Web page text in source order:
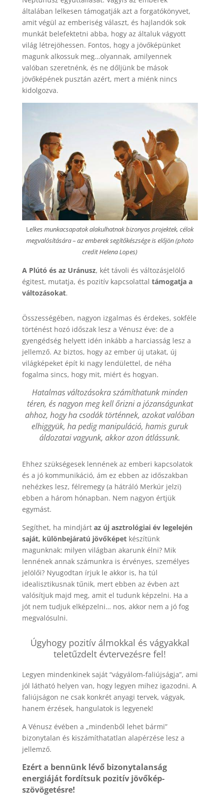
általában lelkesen támogatják azt a forgatókönyvet,
amit végül az emberiség választ, és hajlandók sok
munkát belefektetni abba, hogy az általuk vágyott
világ létrejöhessen. Fontos, hogy a jövőképünket
magunk alkossuk meg…olyannak, amilyennek
valóban szeretnénk, és ne dőljünk be mások
jövőképének pusztán azért, mert a miénk nincs
kidolgozva.
Lelkes munkacsapatok alakulhatnak bizonyos projektek, célok
megvalósítására – az emberek segítőkészsége is előjön (photo
credit Helena Lopes)
A Plútó és az Uránusz, két távoli és változásjelölő
égitest, mutatja, és pozitív kapcsolattal támogatja a
változásokat.
Összességében, nagyon izgalmas és érdekes, sokféle
történést hozó időszak lesz a Vénusz éve: de a
gyengédség helyett idén inkább a harciasság lesz a
jellemző. Az biztos, hogy az ember új utakat, új
világképeket épít ki nagy lendülettel, de néha
fogalma sincs, hogy mit, miért és hogyan.
Hatalmas változásokra számíthatunk minden
téren, és nagyon meg kell őrizni a józanságunkat
ahhoz, hogy ha csodák történnek, azokat valóban
elhiggyük, ha pedig manipuláció, hamis guruk
áldozatai vagyunk, akkor azon átlássunk.
Ehhez szükségesek lennének az emberi kapcsolatok
és a jó kommunikáció, ám ez ebben az időszakban
nehézkes lesz, félremegy (a hátráló Merkúr jelzi)
ebben a három hónapban. Nem nagyon értjük
egymást.
Segíthet, ha mindjárt az új asztrológiai év legelején
saját, különbejáratú jövőképetkészítünk
magunknak: milyen világban akarunk élni? Mik
lennének annak számunkra is érvényes, személyes
jelölői? Nyugodtan írjuk le akkor is, ha túl
idealisztikusnak tűnik, mert ebben az évben azt
valósítjuk majd meg, amit el tudunk képzelni. Ha a
jót nem tudjuk elképzelni… nos, akkor nem a jó fog
megvalósulni.
Úgyhogy pozitív álmokkal és vágyakkal
teletűzdelt évtervezésre fel!
Legyen mindenkinek saját “vágyálom-faliújságja”, ami
jól látható helyen van, hogy legyen mihez igazodni. A
faliújságon ne csak konkrét anyagi tervek, vágyak,
hanem érzések, hangulatok is legyenek!
A Vénusz évében a „mindenből lehet bármi”
bizonytalan és kiszámíthatatlan alapérzése lesz a
jellemző.
Ezért a bennünk lévő bizonytalanság
energiáját fordítsuk pozitív jövőkép-
szövögetésre!